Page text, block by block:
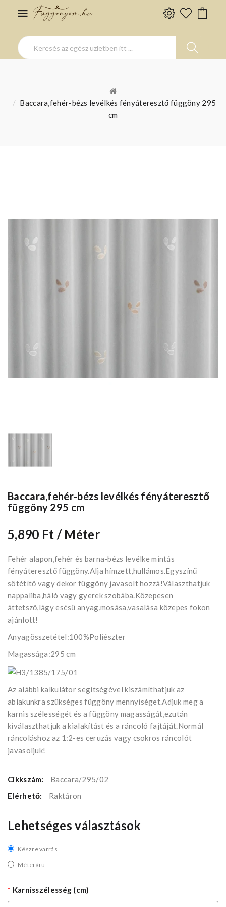
Baccara,fehér-bézs levélkés fényáteresztő függöny 295
cm
Baccara,fehér-bézs levélkés fényáteresztő
függöny 295 cm
5,890 Ft / Méter
Fehér alapon,fehér és barna-bézs levélke mintás
fényáteresztő függöny.Alja hímzett,hullámos.Egyszínű
sötétítő vagy dekor függöny javasolt hozzá!Választhatjuk
nappaliba,háló vagy gyerek szobába.Közepesen
áttetsző,lágy esésű anyag,mosása,vasalása közepes fokon
ajánlott!
Anyagösszetétel:100%Poliészter
Magassága:295 cm
Az alábbi kalkulátor segìtségével kiszámíthatjuk az
ablakunkra szükséges függöny mennyiséget.Adjuk meg a
karnis szélességét és a függöny magasságát,ezután
kiválaszthatjuk a kialakítást és a ráncoló fajtáját.Normál
ráncoláshoz az 1:2-es ceruzás vagy csokros ráncolót
javasoljuk!
Cikkszám:
Baccara/295/02
Elérhető:
Raktáron
Lehetséges választások
Készre varrás
Méteráru
Karnisszélesség (cm)